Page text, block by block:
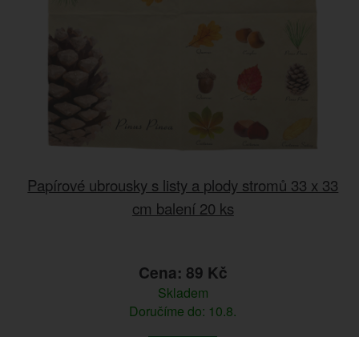
Papírové ubrousky s listy a plody stromů 33 x 33
cm balení 20 ks
Cena: 89 Kč
Skladem
Doručíme do: 10.8.